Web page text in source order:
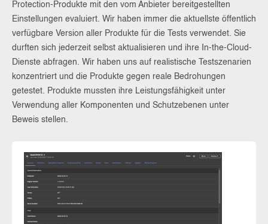
Protection-Produkte mit den vom Anbieter bereitgestellten
Einstellungen evaluiert. Wir haben immer die aktuellste öffentlich
verfügbare Version aller Produkte für die Tests verwendet. Sie
durften sich jederzeit selbst aktualisieren und ihre In-the-Cloud-
Dienste abfragen. Wir haben uns auf realistische Testszenarien
konzentriert und die Produkte gegen reale Bedrohungen
getestet. Produkte mussten ihre Leistungsfähigkeit unter
Verwendung aller Komponenten und Schutzebenen unter
Beweis stellen.